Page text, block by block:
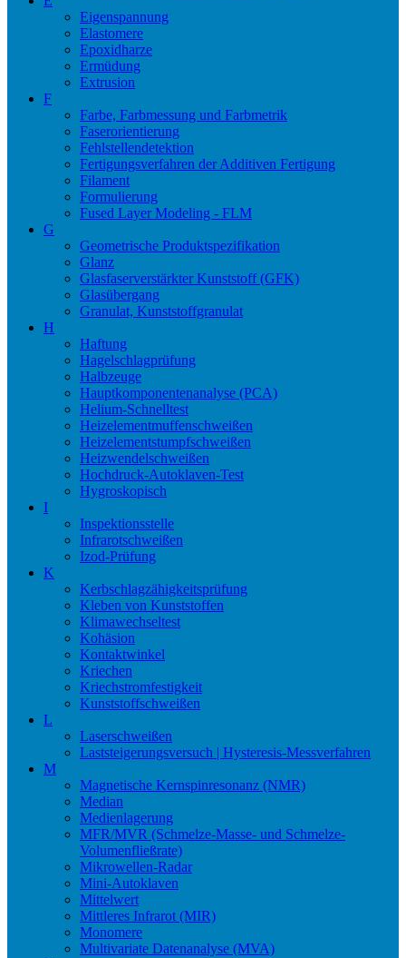
Eigenspannung
Elastomere
Epoxidharze
Ermüdung
Extrusion
F
Farbe, Farbmessung und Farbmetrik
Faserorientierung
Fehlstellendetektion
Fertigungsverfahren der Additiven Fertigung
Filament
Formulierung
Fused Layer Modeling - FLM
G
Geometrische Produktspezifikation
Glanz
Glasfaserverstärkter Kunststoff (GFK)
Glasübergang
Granulat, Kunststoffgranulat
H
Haftung
Hagelschlagprüfung
Halbzeuge
Hauptkomponentenanalyse (PCA)
Helium-Schnelltest
Heizelementmuffenschweißen
Heizelementstumpfschweißen
Heizwendelschweißen
Hochdruck-Autoklaven-Test
Hygroskopisch
I
Inspektionsstelle
Infrarotschweißen
Izod-Prüfung
K
Kerbschlagzähigkeitsprüfung
Kleben von Kunststoffen
Klimawechseltest
Kohäsion
Kontaktwinkel
Kriechen
Kriechstromfestigkeit
Kunststoffschweißen
L
Laserschweißen
Laststeigerungsversuch | Hysteresis-Messverfahren
M
Magnetische Kernspinresonanz (NMR)
Median
Medienlagerung
MFR/MVR (Schmelze-Masse- und Schmelze-
Volumenfließrate)
Mikrowellen-Radar
Mini-Autoklaven
Mittelwert
Mittleres Infrarot (MIR)
Monomere
Multivariate Datenanalyse (MVA)